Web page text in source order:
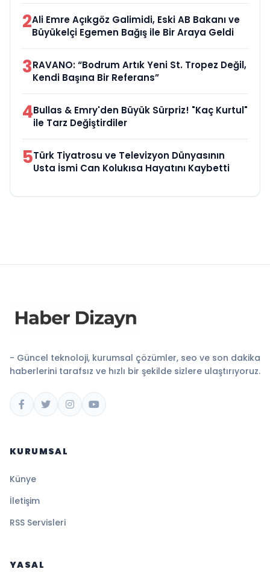
2Ali Emre Açıkgöz Galimidi, Eski AB Bakanı ve
Büyükelçi Egemen Bağış ile Bir Araya Geldi
3RAVANO: “Bodrum Artık Yeni St. Tropez Değil,
Kendi Başına Bir Referans”
4Bullas & Emry'den Büyük Sürpriz! "Kaç Kurtul"
ile Tarz Değiştirdiler
5Türk Tiyatrosu ve Televizyon Dünyasının
Usta İsmi Can Kolukısa Hayatını Kaybetti
- Güncel teknoloji, kurumsal çözümler, seo ve son dakika
haberlerini tarafsız ve hızlı bir şekilde sizlere ulaştırıyoruz.
KURUMSAL
Künye
İletişim
RSS Servisleri
YASAL